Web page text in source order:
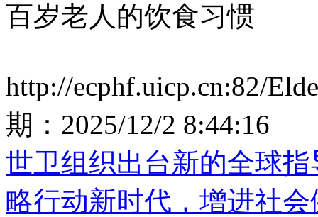
百岁老人的饮食习惯
http://ecphf.uicp.cn:82/
期： 2025/12/2 8:44:16
世卫组织出台新的全球
略行动新时代，增进社